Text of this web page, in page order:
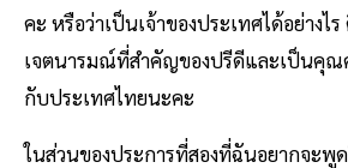
คะ หรือว่าเป็นเจ้าของประเทศได้อย่างไ
เจตนารมณ์ที่สำคัญของปรีดีและเป็นคุณ
กับประเทศไทยนะคะ
ในส่วนของประการที่สองที่ฉันอยากจะพู